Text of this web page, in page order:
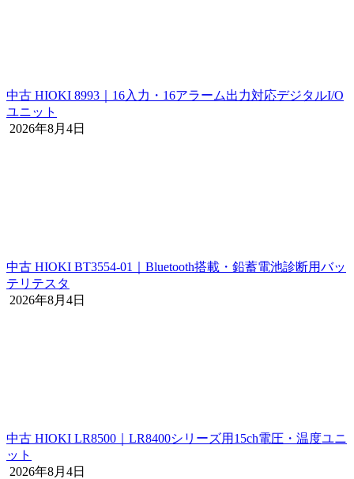
中古 HIOKI 8993｜16入力・16アラーム出力対応デジタルI/O
ユニット
2026年8月4日
中古 HIOKI BT3554-01｜Bluetooth搭載・鉛蓄電池診断用バッ
テリテスタ
2026年8月4日
中古 HIOKI LR8500｜LR8400シリーズ用15ch電圧・温度ユニ
ット
2026年8月4日